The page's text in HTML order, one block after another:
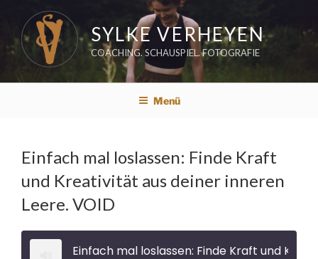
Inhalt
springen
SYLKE VERHEYEN
COACHING. SCHAUSPIEL. FOTOGRAFIE
Menü
Einfach mal loslassen: Finde Kraft
und Kreativität aus deiner inneren
Leere. VOID